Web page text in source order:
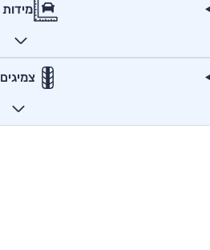
מידות
צמיגים